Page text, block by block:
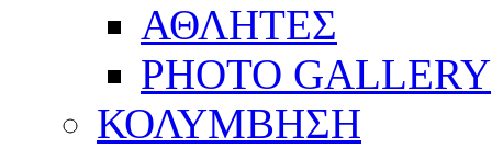
ΑΘΛΗΤΕΣ
PHOTO GALLERY
ΚΟΛΥΜΒΗΣΗ